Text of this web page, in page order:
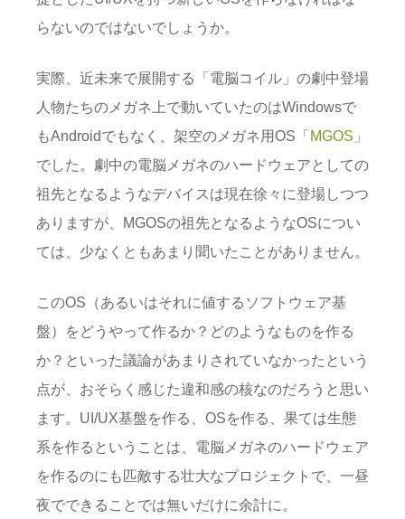
らないのではないでしょうか。
実際、近未来で展開する「電脳コイル」の劇中登場
人物たちのメガネ上で動いていたのはWindowsで
もAndroidでもなく、架空のメガネ用OS「MGOS 」
でした。劇中の電脳メガネのハードウェアとしての
祖先となるようなデバイスは現在徐々に登場しつつ
ありますが、MGOSの祖先となるようなOSについ
ては、少なくともあまり聞いたことがありません。
このOS（あるいはそれに値するソフトウェア基
盤）をどうやって作るか？どのようなものを作る
か？といった議論があまりされていなかったという
点が、おそらく感じた違和感の核なのだろうと思い
ます。UI/UX基盤を作る、OSを作る、果ては生態
系を作るということは、電脳メガネのハードウェア
を作るのにも匹敵する壮大なプロジェクトで、一昼
夜でできることでは無いだけに余計に。